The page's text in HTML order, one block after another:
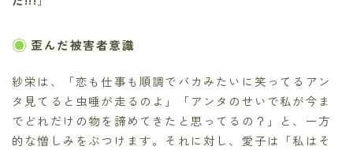
歪んだ被害者意識
紗栄は、「恋も仕事も順調でバカみたいに笑ってるアン
タ見てると虫唾が走るのよ」「アンタのせいで私が今ま
でどれだけの物を諦めてきたと思ってるの？」と、一方
的な憎しみをぶつけます。それに対し、愛子は「私はそ